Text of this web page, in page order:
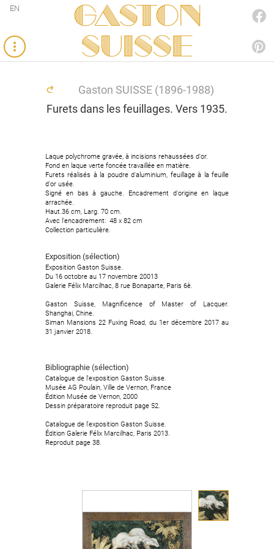
Gaston
SUISSE
EN
Gaston SUISSE (1896-1988)
Furets dans les feuillages. Vers 1935.
Laque polychrome gravée, à incisions rehaussées d'or.
Fond en laque verte foncée travaillée en matière.
Furets réalisés à la poudre d'aluminium, feuillage à la feuille
d'or usée.
Signé en bas à gauche. Encadrement d'origine en laque
arrachée.
Haut.36 cm, Larg. 70 cm.
Avec l'encadrement: 48 x 82 cm
Collection particulière.
Exposition (sélection)
Exposition Gaston Suisse.
Du 16 octobre au 17 novembre 20013
Galerie Félix Marcilhac, 8 rue Bonaparte, Paris 6è.
Gaston Suisse, Magnificence of Master of Lacquer.
Shanghai, Chine.
Siman Mansions 22 Fuxing Road, du 1er décembre 2017 au
31 janvier 2018.
Bibliographie (sélection)
Catalogue de l'exposition Gaston Suisse.
Musée AG Poulain, Ville de Vernon, France
Édition Musée de Vernon, 2000
Dessin préparatoire reproduit page 52.
Catalogue de l'exposition Gaston Suisse.
Édition Galerie Félix Marcilhac, Paris 2013.
Reproduit page 38.
Laque polychrome gravée, à incisions rehaussées d'or.
Fond en laque verte foncée travaillée en matière.
Furets réalisés à la poudre d'aluminium, feuillage à la feuille
d'or usée.
Signé en bas à gauche. Encadrement d'origine en laque
arrachée.
Haut.36 cm, Larg. 70 cm.
Avec l'encadrement: 48 x 82 cm
Collection particulière.
Exposition (sélection)
Exposition Gaston Suisse.
Du 16 octobre au 17 novembre 20013
Galerie Félix Marcilhac, 8 rue Bonaparte, Paris 6è.
Gaston Suisse, Magnificence of Master of Lacquer.
Shanghai, Chine.
Siman Mansions 22 Fuxing Road, du 1er décembre 2017 au
31 janvier 2018.
Bibliographie (sélection)
Catalogue de l'exposition Gaston Suisse.
Musée AG Poulain, Ville de Vernon, France
Édition Musée de Vernon, 2000
Dessin préparatoire reproduit page 52.
Catalogue de l'exposition Gaston Suisse.
Édition Galerie Félix Marcilhac, Paris 2013.
Reproduit page 38.